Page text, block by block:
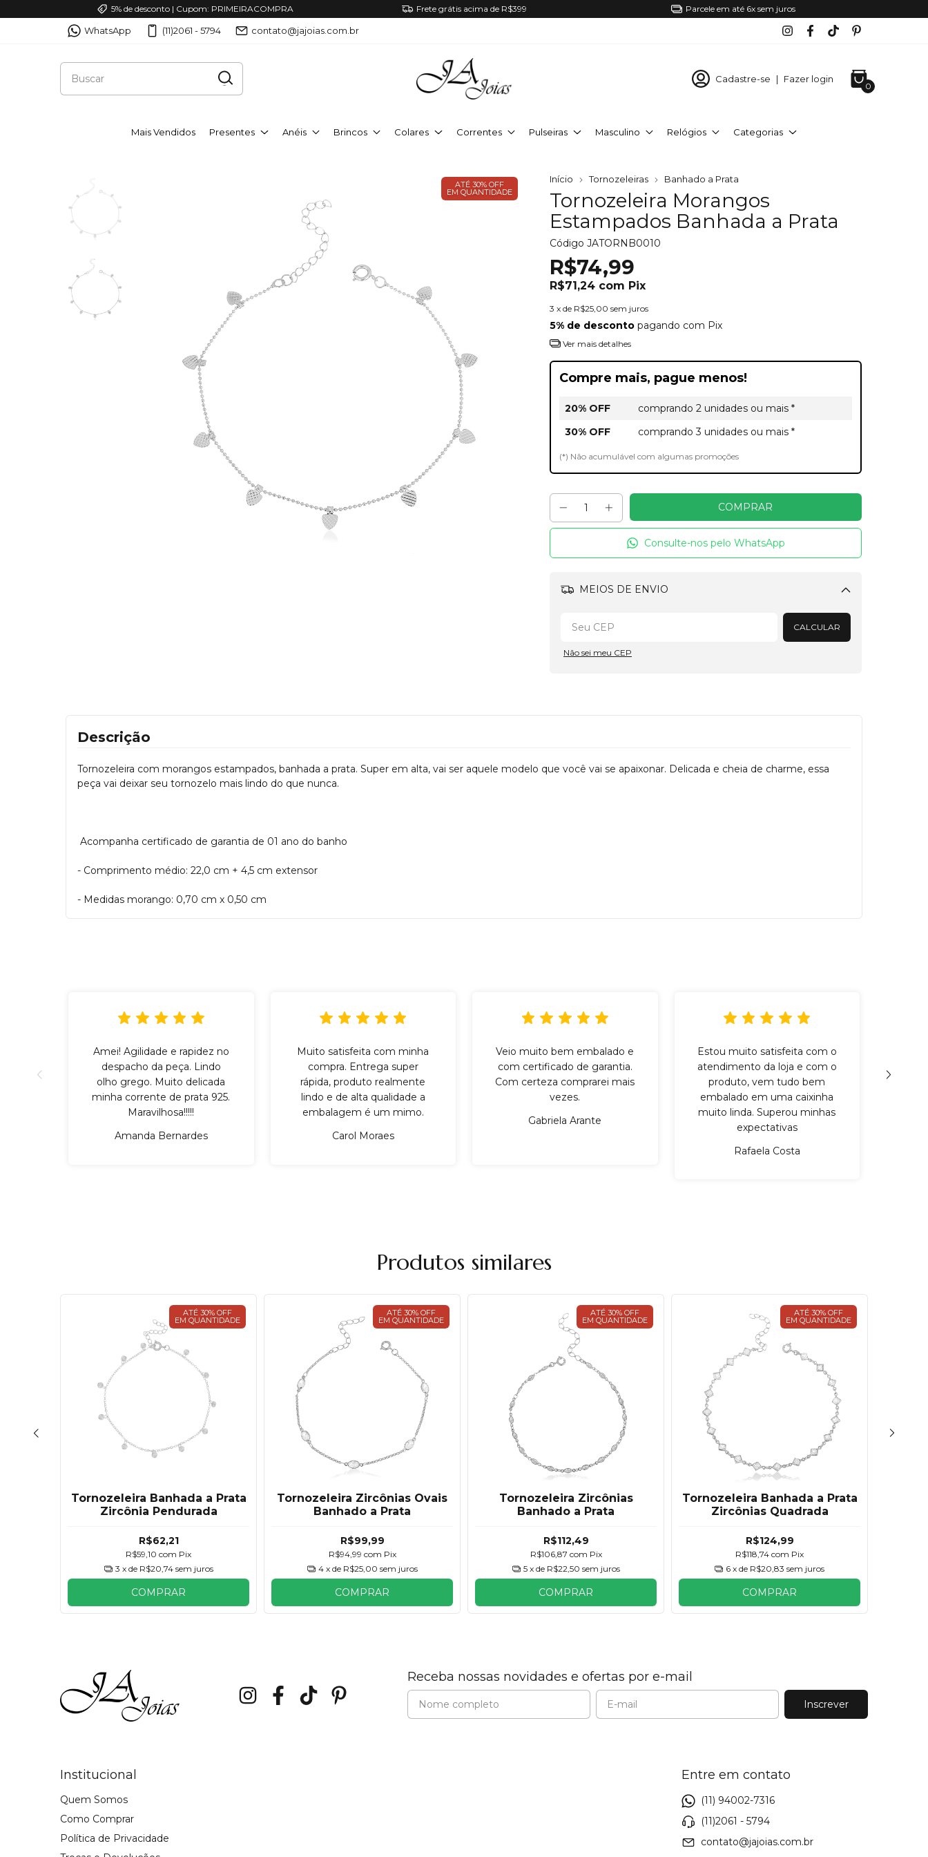
5% de desconto | Cupom: PRIMEIRACOMPRA Frete grátis acima de R$399 Parcele em até 6x sem juros
WhatsApp (11)2061 - 5794 contato@jajoias.com.br
Cadastre-se | Fazer login
0
Mais Vendidos Presentes Anéis Brincos Colares Correntes Pulseiras Masculino Relógios Categorias
ATÉ 30% OFF
EM QUANTIDADE
Início Tornozeleiras Banhado a Prata
Tornozeleira Morangos
Estampados Banhada a Prata
Código JATORNB0010
R$74,99
R$71,24 com Pix
3 x de R$25,00 sem juros
5% de desconto pagando com Pix
Ver mais detalhes
Compre mais, pague menos!
20% OFF
comprando 2 unidades ou mais *
30% OFF
comprando 3 unidades ou mais *
(*) Não acumulável com algumas promoções
Consulte-nos pelo WhatsApp
MEIOS DE ENVIO
Alterar CEP
CALCULAR
Não sei meu CEP
Descrição
Tornozeleira com morangos estampados, banhada a prata. Super em alta, vai ser aquele modelo que você vai se apaixonar. Delicada e cheia de charme, essa
peça vai deixar seu tornozelo mais lindo do que nunca.
Acompanha certificado de garantia de 01 ano do banho
- Comprimento médio: 22,0 cm + 4,5 cm extensor
- Medidas morango: 0,70 cm x 0,50 cm
Amei! Agilidade e rapidez no
despacho da peça. Lindo
olho grego. Muito delicada
minha corrente de prata 925.
Maravilhosa!!!!!
Amanda Bernardes
Muito satisfeita com minha
compra. Entrega super
rápida, produto realmente
lindo e de alta qualidade a
embalagem é um mimo.
Carol Moraes
Veio muito bem embalado e
com certificado de garantia.
Com certeza comprarei mais
vezes.
Gabriela Arante
Estou muito satisfeita com o
atendimento da loja e com o
produto, vem tudo bem
embalado em uma caixinha
muito linda. Superou minhas
expectativas
Rafaela Costa
Produtos similares
ATÉ 30% OFF
EM QUANTIDADE
Tornozeleira Banhada a Prata
Zircônia Pendurada
R$62,21
R$59,10 com Pix
3 x de R$20,74 sem juros
COMPRAR
ATÉ 30% OFF
EM QUANTIDADE
Tornozeleira Zircônias Ovais
Banhado a Prata
R$99,99
R$94,99 com Pix
4 x de R$25,00 sem juros
COMPRAR
ATÉ 30% OFF
EM QUANTIDADE
Tornozeleira Zircônias
Banhado a Prata
R$112,49
R$106,87 com Pix
5 x de R$22,50 sem juros
COMPRAR
ATÉ 30% OFF
EM QUANTIDADE
Tornozeleira Banhada a Prata
Zircônias Quadrada
R$124,99
R$118,74 com Pix
6 x de R$20,83 sem juros
COMPRAR
Receba nossas novidades e ofertas por e-mail
Institucional
Quem Somos
Como Comprar
Política de Privacidade
Entre em contato
(11) 94002-7316
(11)2061 - 5794
contato@jajoias.com.br